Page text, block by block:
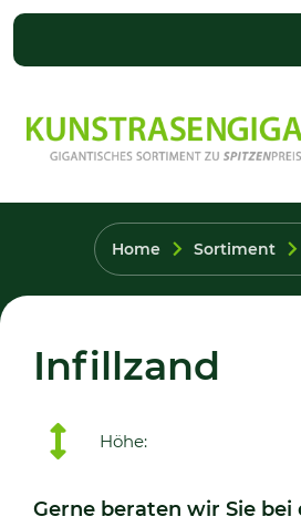
Home Sortiment
Infillzand
Höhe:
Gerne beraten wir Sie bei